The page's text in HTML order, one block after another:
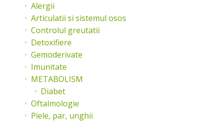
Alergii
Articulatii si sistemul osos
Controlul greutatii
Detoxifiere
Gemoderivate
Imunitate
METABOLISM
Diabet
Oftalmologie
Piele, par, unghii